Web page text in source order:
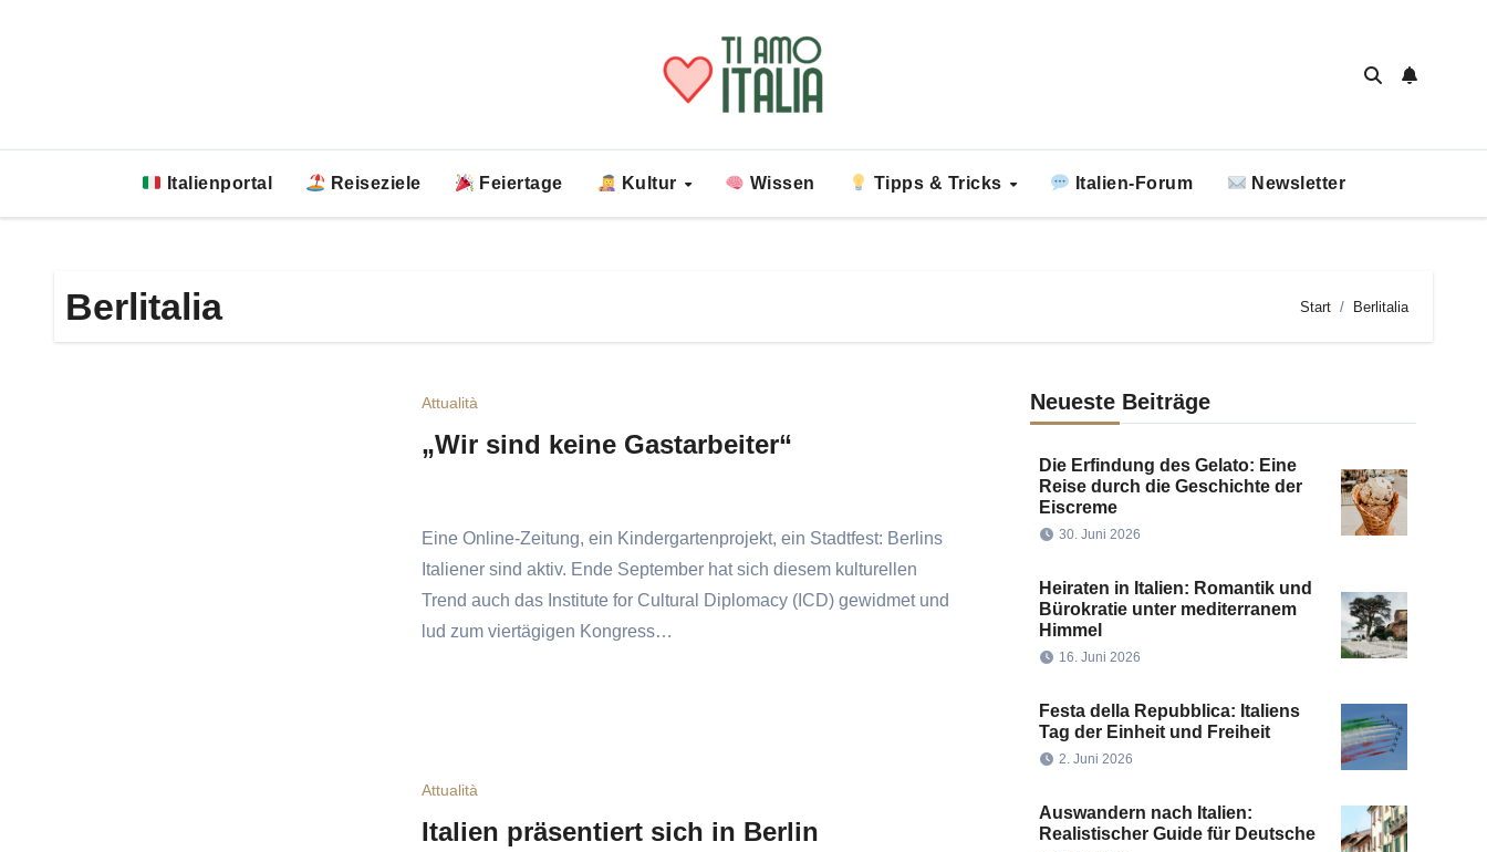
Italienportal Reiseziele Feiertage Kultur Wissen Tipps & Tricks Italien-Forum Newsletter
Berlitalia Start Berlitalia
Attualità
„Wir sind keine Gastarbeiter“
Eine Online-Zeitung, ein Kindergartenprojekt, ein Stadtfest: Berlins
Italiener sind aktiv. Ende September hat sich diesem kulturellen
Trend auch das Institute for Cultural Diplomacy (ICD) gewidmet und
lud zum viertägigen Kongress…
Attualità
Italien präsentiert sich in Berlin
Neueste Beiträge
Die Erfindung des Gelato: Eine
Reise durch die Geschichte der
Eiscreme
30. Juni 2026
Heiraten in Italien: Romantik und
Bürokratie unter mediterranem
Himmel
16. Juni 2026
Festa della Repubblica: Italiens
Tag der Einheit und Freiheit
2. Juni 2026
Auswandern nach Italien:
Realistischer Guide für Deutsche